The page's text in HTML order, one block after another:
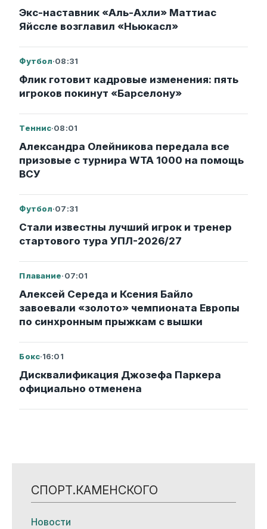
Экс-наставник «Аль-Ахли» Маттиас
Яйссле возглавил «Ньюкасл»
Футбол·08:31
Флик готовит кадровые изменения: пять
игроков покинут «Барселону»
Теннис·08:01
Александра Олейникова передала все
призовые с турнира WTA 1000 на помощь
ВСУ
Футбол·07:31
Стали известны лучший игрок и тренер
стартового тура УПЛ-2026/27
Плавание·07:01
Алексей Середа и Ксения Байло
завоевали «золото» чемпионата Европы
по синхронным прыжкам с вышки
Бокс·16:01
Дисквалификация Джозефа Паркера
официально отменена
СПОРТ.КАМЕНСКОГО
Новости